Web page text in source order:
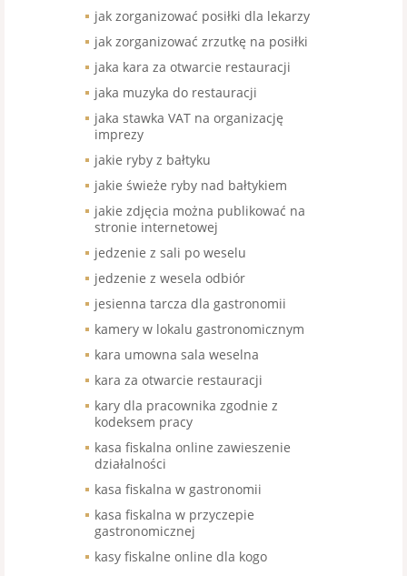
jak zorganizować posiłki dla lekarzy
jak zorganizować zrzutkę na posiłki
jaka kara za otwarcie restauracji
jaka muzyka do restauracji
jaka stawka VAT na organizację
imprezy
jakie ryby z bałtyku
jakie świeże ryby nad bałtykiem
jakie zdjęcia można publikować na
stronie internetowej
jedzenie z sali po weselu
jedzenie z wesela odbiór
jesienna tarcza dla gastronomii
kamery w lokalu gastronomicznym
kara umowna sala weselna
kara za otwarcie restauracji
kary dla pracownika zgodnie z
kodeksem pracy
kasa fiskalna online zawieszenie
działalności
kasa fiskalna w gastronomii
kasa fiskalna w przyczepie
gastronomicznej
kasy fiskalne online dla kogo